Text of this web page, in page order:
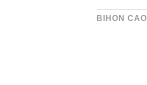
BIHON CAO